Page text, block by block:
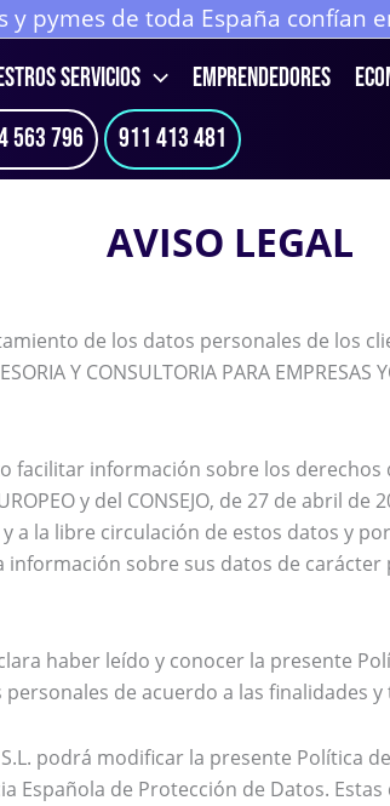
y pymes de toda España confían
SERVICIOS EMPRENDEDORES
563 796
911 413 481
AVISO LEGAL
de los datos personales de los
Y CONSULTORIA PARA EMPRESAS
facilitar información sobre los
y del CONSEJO, de 27 de abril
la libre circulación de estos datos y
información sobre sus datos de
haber leído y conocer la presente
de acuerdo a las finalidades
S.L. podrá modificar la presente
Española de Protección de Datos.